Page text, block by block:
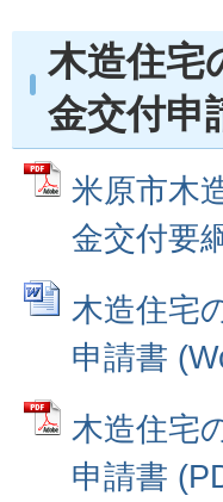
木造住宅
金交付申
米原市木
金交付要
木造住宅
申請書
木造住宅
申請書